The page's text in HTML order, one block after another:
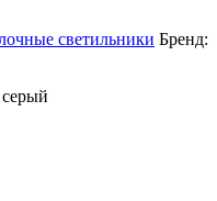
светильники Бренд: